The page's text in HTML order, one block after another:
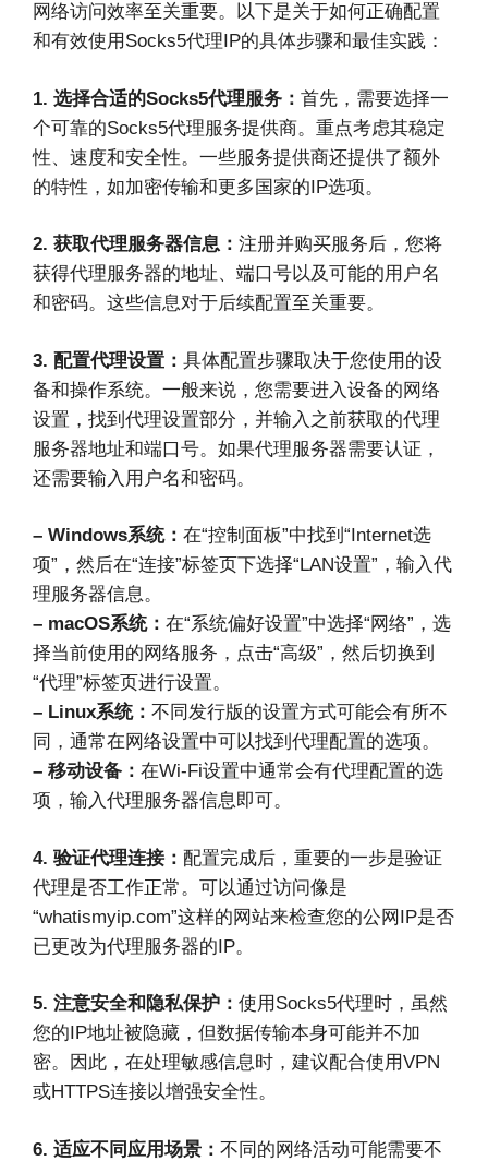
网络访问效率至关重要。以下是关于如何正确配置
和有效使用Socks5代理IP的具体步骤和最佳实践：
1. 选择合适的Socks5代理服务： 首先，需要选择一
个可靠的Socks5代理服务提供商。重点考虑其稳定
性、速度和安全性。一些服务提供商还提供了额外
的特性，如加密传输和更多国家的IP选项。
2. 获取代理服务器信息： 注册并购买服务后，您将
获得代理服务器的地址、端口号以及可能的用户名
和密码。这些信息对于后续配置至关重要。
3. 配置代理设置： 具体配置步骤取决于您使用的设
备和操作系统。一般来说，您需要进入设备的网络
设置，找到代理设置部分，并输入之前获取的代理
服务器地址和端口号。如果代理服务器需要认证，
还需要输入用户名和密码。
– Windows系统： 在“控制面板”中找到“Internet选
项”，然后在“连接”标签页下选择“LAN设置”，输入代
理服务器信息。
– macOS系统： 在“系统偏好设置”中选择“网络”，选
择当前使用的网络服务，点击“高级”，然后切换到
“代理”标签页进行设置。
– Linux系统： 不同发行版的设置方式可能会有所不
同，通常在网络设置中可以找到代理配置的选项。
– 移动设备： 在Wi-Fi设置中通常会有代理配置的选
项，输入代理服务器信息即可。
4. 验证代理连接： 配置完成后，重要的一步是验证
代理是否工作正常。可以通过访问像是
“whatismyip.com”这样的网站来检查您的公网IP是否
已更改为代理服务器的IP。
5. 注意安全和隐私保护： 使用Socks5代理时，虽然
您的IP地址被隐藏，但数据传输本身可能并不加
密。因此，在处理敏感信息时，建议配合使用VPN
或HTTPS连接以增强安全性。
6. 适应不同应用场景： 不同的网络活动可能需要不